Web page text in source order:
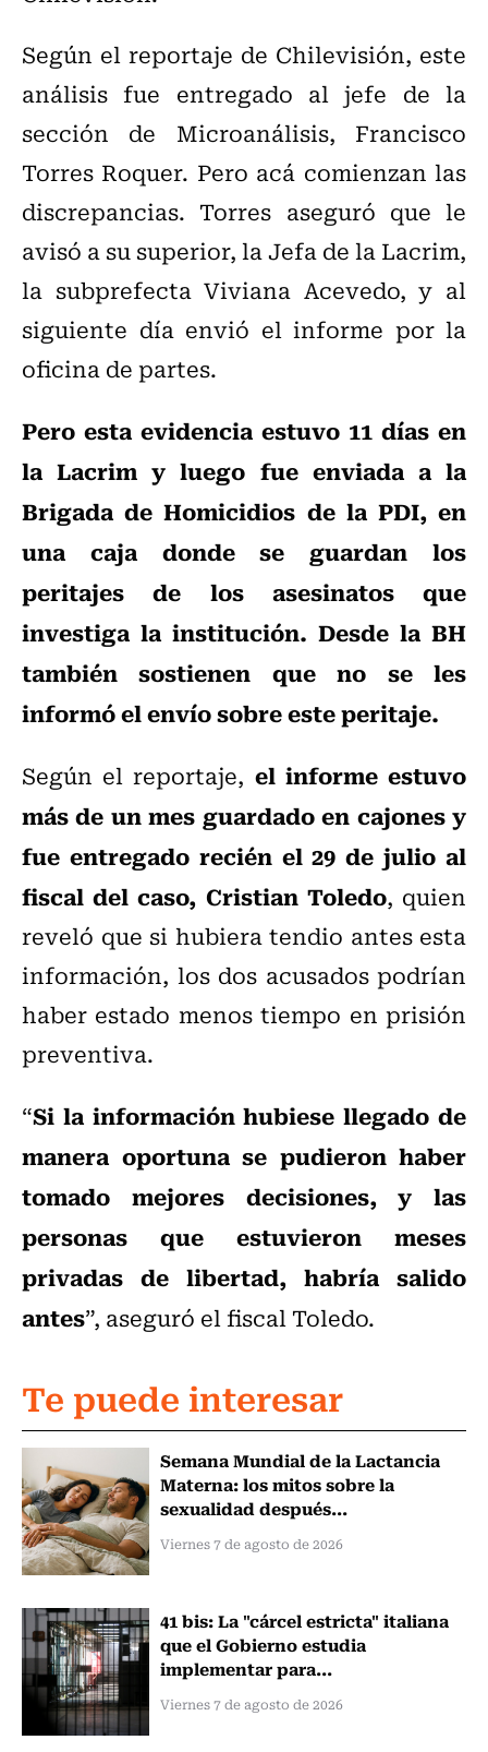
Según el reportaje de Chilevisión, este
análisis fue entregado al jefe de la
sección de Microanálisis, Francisco
Torres Roquer. Pero acá comienzan las
discrepancias. Torres aseguró que le
avisó a su superior, la Jefa de la Lacrim,
la subprefecta Viviana Acevedo, y al
siguiente día envió el informe por la
oficina de partes.
Pero esta evidencia estuvo 11 días en
la Lacrim y luego fue enviada a la
Brigada de Homicidios de la PDI, en
una caja donde se guardan los
peritajes de los asesinatos que
investiga la institución. Desde la BH
también sostienen que no se les
informó el envío sobre este peritaje.
Según el reportaje, el informe estuvo
más de un mes guardado en cajones y
fue entregado recién el 29 de julio al
fiscal del caso, Cristian Toledo, quien
reveló que si hubiera tendio antes esta
información, los dos acusados podrían
haber estado menos tiempo en prisión
preventiva.
“Si la información hubiese llegado de
manera oportuna se pudieron haber
tomado mejores decisiones, y las
personas que estuvieron meses
privadas de libertad, habría salido
antes”, aseguró el fiscal Toledo.
Te puede interesar
Semana Mundial de la Lactancia
Materna: los mitos sobre la
sexualidad después...
Viernes 7 de agosto de 2026
41 bis: La "cárcel estricta" italiana
que el Gobierno estudia
implementar para...
Viernes 7 de agosto de 2026